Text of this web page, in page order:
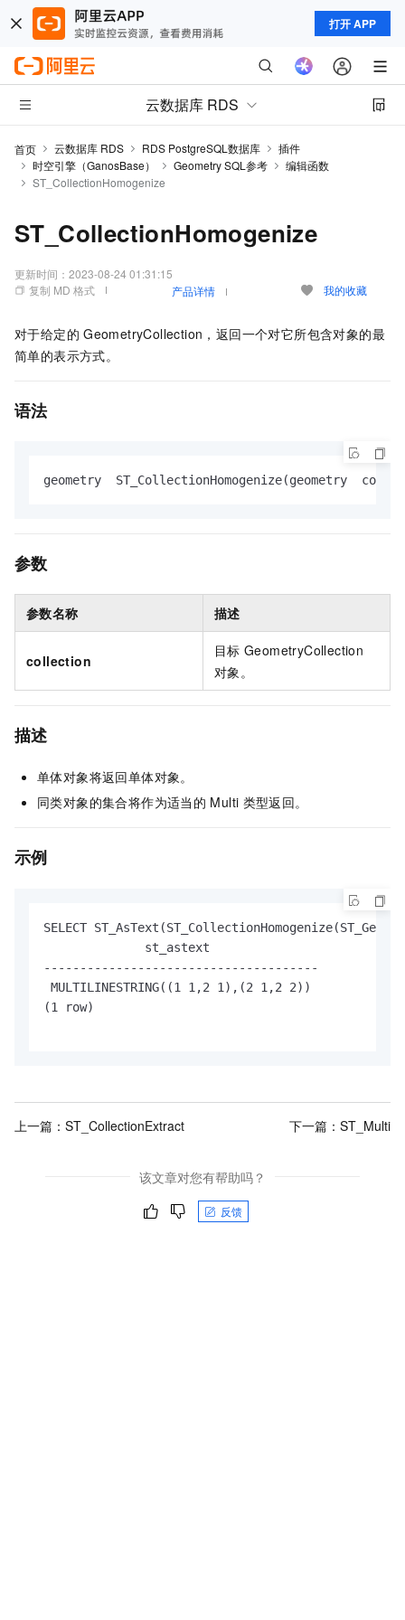
打开 APP
云数据库 RDS
首页 云数据库 RDS RDS PostgreSQL数据库
插件
时空引擎（GanosBase）
Geometry SQL参考
编辑函数
ST_CollectionHomogenize
ST_CollectionHomogenize
更新时间： 2023-08-24 01:31:15
复制 MD 格式
产品详情 我的收藏
对于给定的 GeometryCollection，返回一个对它所包含对象的最
简单的表示方式。
语法
geometry  ST_CollectionHomogenize(geometry
参数
参数名称 描述
collection
目标 GeometryCollection
对象。
描述
单体对象将返回单体对象。
同类对象的集合将作为适当的 Multi 类型返回。
示例
SELECT
              st_astext
--------------------------------------
MULTILINESTRING((1 1,2 1),(2 1,2 2))
(1 row)
上一篇： ST_CollectionExtract 下一篇： ST_Multi
该文章对您有帮助吗？
反馈